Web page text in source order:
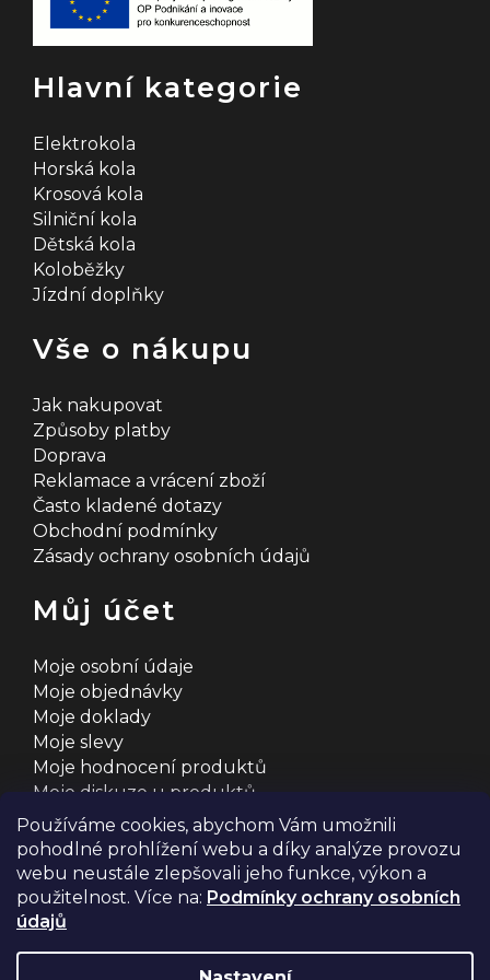
Používáme cookies, abychom Vám umožnili
pohodlné prohlížení webu a díky analýze provozu
webu neustále zlepšovali jeho funkce, výkon a
použitelnost. Více na: Podmínky ochrany osobních
údajů
Hlavní kategorie
Elektrokola
Horská kola
Krosová kola
Silniční kola
Dětská kola
Koloběžky
Jízdní doplňky
Vše o nákupu
Jak nakupovat
Způsoby platby
Doprava
Reklamace a vrácení zboží
Často kladené dotazy
Obchodní podmínky
Zásady ochrany osobních údajů
Můj účet
Moje osobní údaje
Moje objednávky
Moje doklady
Moje slevy
Moje hodnocení produktů
Moje diskuze u produktů
Shoptet s ❤️ vyšperkovalo